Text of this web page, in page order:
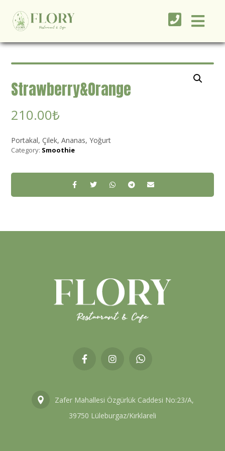
Strawberry&Orange
210.00₺
Portakal, Çilek, Ananas, Yoğurt
Category: Smoothie
Zafer Mahallesi Özgürlük Caddesi No:23/A,
39750 Lüleburgaz/Kırklareli